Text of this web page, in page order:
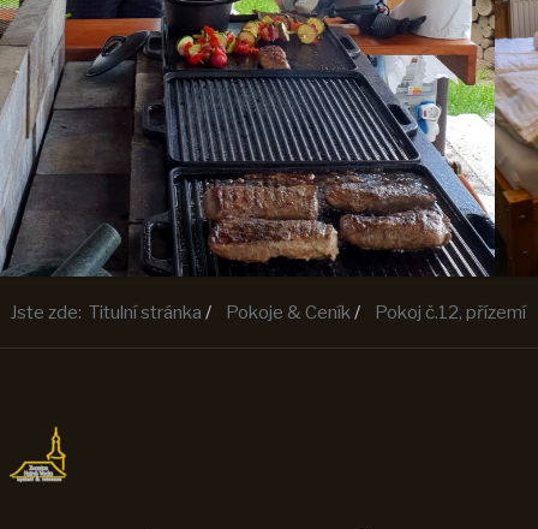
Jste zde:Titulní stránka Pokoje & Ceník Pokoj č.12, přízemí